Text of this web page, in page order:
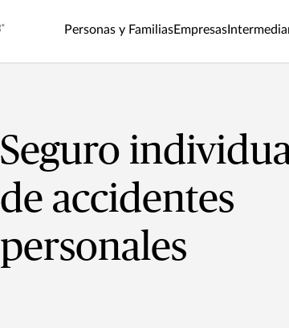
Personas y FamiliasEmpresas
Seguro
de accidentes
personales